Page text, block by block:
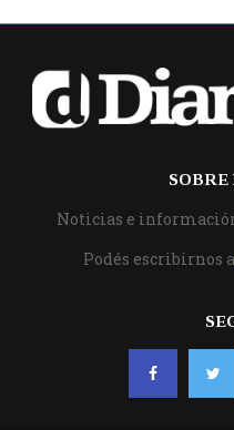
SOBRE
Noticias e
Podés escribirnos